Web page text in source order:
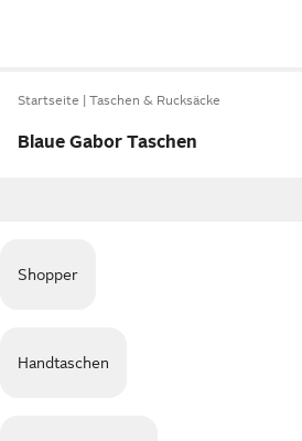
Startseite Taschen & Rucksäcke
Blaue Gabor Taschen
Shopper
Handtaschen